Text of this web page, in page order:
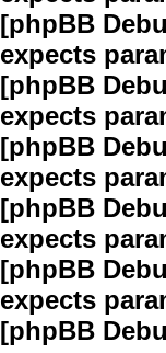
[phpBB
expects
[phpBB
expects
[phpBB
expects
[phpBB
expects
[phpBB
expects
[phpBB